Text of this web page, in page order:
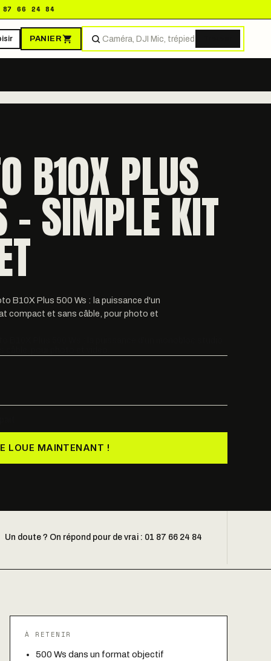
87 66 24 84
PANIER
B10X PLUS
SIMPLE KIT
B10X Plus 500 Ws : la puissance d'un
compact et sans câble, pour photo et
LOUE MAINTENANT !
Un doute ? On répond pour de vrai : 01 87 66 24 84
À RETENIR
500 Ws dans un format objectif